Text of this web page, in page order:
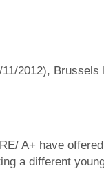
2012), Brussels
A+ have
a different